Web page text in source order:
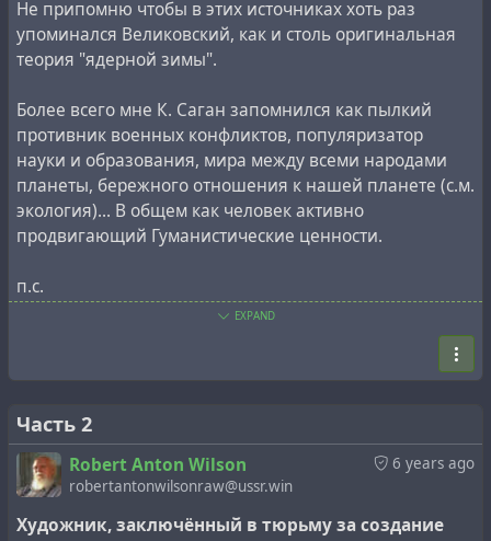
Прежде всего, Саган лишь единожды называет И.
Великовского «д-ром», как это принято в
цивилизованном обществе. Поэтому большинство
людей, которые знают Великовского лишь как объект
для нападок Сагана, даже не подозревают, что у
Великовского есть учёная степень доктора наук.
[ Сначала Великовский изучал историю древнего
мира в московском университете. А потом получил
психоанализ у Фрейда в Вене и редактировал
международный научный журнал еврейских наук, в
подружился с Великовским. Он постоянно
оклеветать д-ра Великовского, не потрудившись
разобраться в сути его последней, довольно спорной
кометной теории). ]
Таким образом, непосвящённому читателю кажется,
Не припомню чтобы в этих источниках хоть раз
упоминался Великовский, как и столь оригинальная
теория "ядерной зимы".
Более всего мне К. Саган запомнился как пылкий
противник военных конфликтов, популяризатор
науки и образования, мира между всеми народами
планеты, бережного отношения к нашей планете (с.м.
экология)... В общем как человек активно
продвигающий Гуманистические ценности.
п.с.
Однако не исключаю, что где-то он реально мог
давать столь нелепые суждения. Люди не идеальны,
"порол дичь" ;-)
EXPAND
Часть 2
6 years ago
Robert Anton Wilson
robertantonwilsonraw@ussr.win
Художник, заключённый в тюрьму за создание